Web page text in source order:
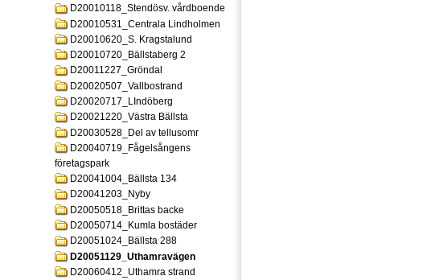
D20010118_Stendösv. vårdboende
D20010531_Centrala Lindholmen
D20010620_S. Kragstalund
D20010720_Bällstaberg 2
D20011227_Gröndal
D20020507_Vallbostrand
D20020717_LIndöberg
D20021220_Västra Bällsta
D20030528_Del av tellusomr
D20040719_Fågelsångens
företagspark
D20041004_Bällsta 134
D20041203_Nyby
D20050518_Brittas backe
D20050714_Kumla bostäder
D20051024_Bällsta 288
D20051129_Uthamravägen
D20060412_Uthamra strand